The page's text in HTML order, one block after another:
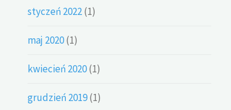
styczeń 2022(1)
maj 2020(1)
kwiecień 2020(1)
grudzień 2019(1)